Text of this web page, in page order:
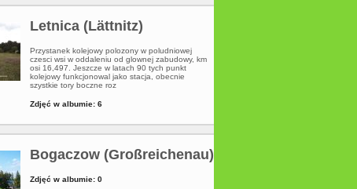
Letnica (Lättnitz)
Przystanek kolejowy polozony w poludniowej
czesci wsi w oddaleniu od glownej zabudowy, km
osi 16,497. Jeszcze w latach 90 tych punkt
kolejowy funkcjonowal jako stacja, obecnie
szystkie tory boczne roz
Zdjęć w albumie: 6
Bogaczow (Großreichenau)
Zdjęć w albumie: 0